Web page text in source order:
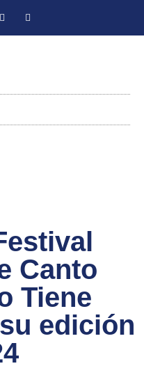
Canto
Tiene
edición